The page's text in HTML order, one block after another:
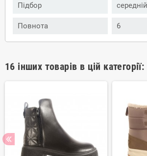
Підбор середній
Повнота 6
16 інших товарів в цій категорії: